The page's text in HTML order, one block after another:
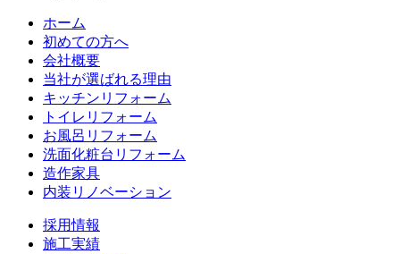
ホーム
初めての方へ
会社概要
当社が選ばれる理由
キッチンリフォーム
トイレリフォーム
お風呂リフォーム
洗面化粧台リフォーム
造作家具
内装リノベーション
採用情報
施工実績